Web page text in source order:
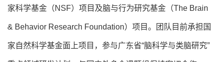
家科学基金（NSF）项目及脑与行为研究基金（The Brain
& Behavior Research Foundation）项目。团队目前承担国
家自然科学基金面上项目，参与广东省“脑科学与类脑研究”